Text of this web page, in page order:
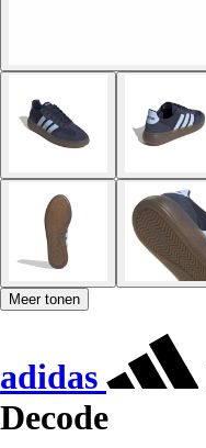
Meer tonen
adidas
Decode